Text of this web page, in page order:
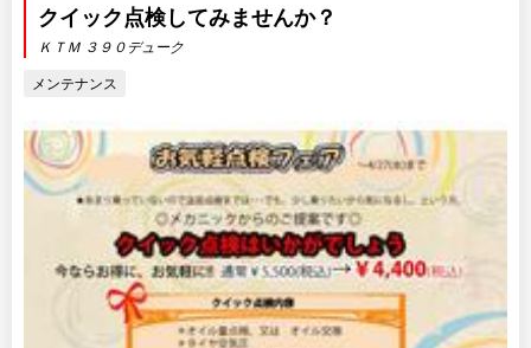
クイック点検してみませんか？
ＫＴＭ ３９０デューク
メンテナンス